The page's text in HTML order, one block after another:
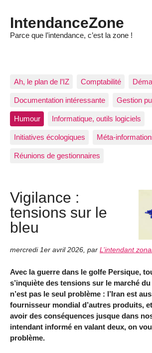
IntendanceZone
Parce que l’intendance, c’est la zone !
Ah, le plan de l’IZ Comptabilité
Documentation intéressante Gestion
Humour Informatique, outils logiciels
Initiatives écologiques Méta-
Réunions de gestionnaires
Vigilance :
tensions sur le
bleu
mercredi 1er avril 2026 par L’intendant
Avec la guerre dans le golfe Persique,
s’inquiète des tensions sur le marché
n’est pas le seul problème : l’Iran est
fournisseur mondial d’autres produits,
avoir des conséquences jusque dans
intendant informé en valant deux, on
problème.